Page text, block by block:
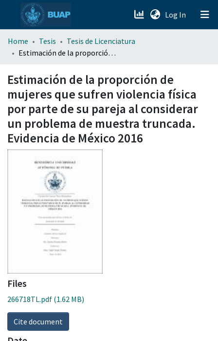
Log In (current)
menu.section.about_menu
Home Tesis
Tesis de Licenciatura
Estimación de la proporción de mujeres que sufren violencia física por parte de su pareja al considerar un problema de muestra truncada. Evidencia de México 2016
Estimación de la proporción de
mujeres que sufren violencia física
por parte de su pareja al considerar
un problema de muestra truncada.
Evidencia de México 2016
Files
266718TL.pdf (1.62 MB)
Cite document